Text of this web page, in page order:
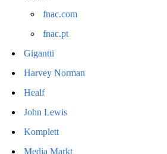
fnac.com
fnac.pt
Gigantti
Harvey Norman
Healf
John Lewis
Komplett
Media Markt